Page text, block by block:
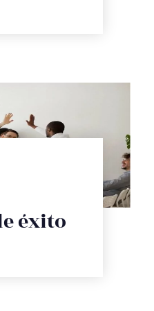
éxito
nuestros clientes